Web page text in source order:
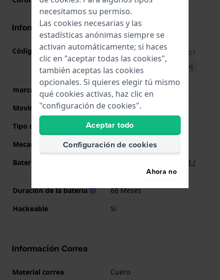
Información del movimiento
Código de Movimiento F05.111 (Ver especificaciones )
Descargar manual (English)
marca del movimiento
ETA
Movimiento suizo
Si
Tipo de pantalla
analógico
Mecanismo
Cuarzo
Batería
Batería Renata R364 364 /
Duración de la batería
68 Meses
Hackeable
Si
Información Correa
Material correa
Cuero
necesitamos su permiso.
Las cookies necesarias y las
estadísticas anónimas siempre se
activan automáticamente; si haces
clic en "aceptar todas las cookies",
también aceptas las cookies
opcionales. Si quieres elegir tú mismo
qué cookies activas, haz clic en
"configuración de cookies".
Aceptar todo
Configuración de cookies
Ahora no